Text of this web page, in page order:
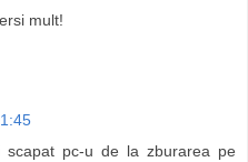
mult!
pc-u de la zburarea pe